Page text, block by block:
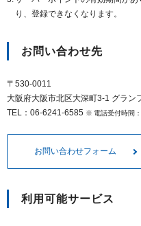
GMO ID
Google
GMO ID
り、登録できなくなります。
お問い合わせ先
〒530-0011
大阪府大阪市北区大深町3-1 グラン
TEL：06-6241-6585
電話受付時間
お問い合わせフォーム
利用可能サービス